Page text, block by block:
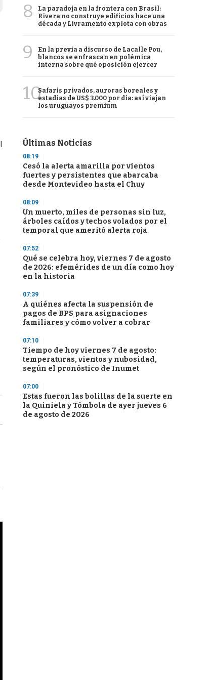
8
La paradoja en la frontera con Brasil:
Rivera no construye edificios hace una
década y Livramento explota con obras
9
En la previa a discurso de Lacalle Pou,
blancos se enfrascan en polémica
interna sobre qué oposición ejercer
10Safaris privados, auroras boreales y
estadías de US$ 3.000 por día: así viajan
los uruguayos premium
Últimas Noticias
08:19
Cesó la alerta amarilla por vientos
fuertes y persistentes que abarcaba
desde Montevideo hasta el Chuy
08:09
Un muerto, miles de personas sin luz,
árboles caídos y techos volados por el
temporal que ameritó alerta roja
07:52
Qué se celebra hoy, viernes 7 de agosto
de 2026: efemérides de un día como hoy
en la historia
07:39
A quiénes afecta la suspensión de
pagos de BPS para asignaciones
familiares y cómo volver a cobrar
07:10
Tiempo de hoy viernes 7 de agosto:
temperaturas, vientos y nubosidad,
según el pronóstico de Inumet
07:00
Estas fueron las bolillas de la suerte en
la Quiniela y Tómbola de ayer jueves 6
de agosto de 2026